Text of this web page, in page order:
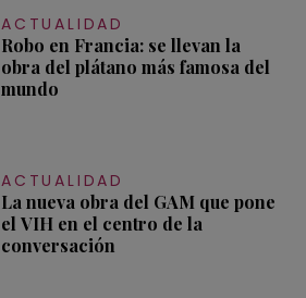
ACTUALIDAD
Robo en Francia: se llevan la
obra del plátano más famosa del
mundo
ACTUALIDAD
La nueva obra del GAM que pone
el VIH en el centro de la
conversación